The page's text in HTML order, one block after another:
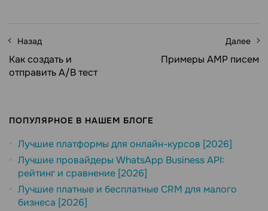
Назад
Как создать и
отправить A/B тест
Далее
Примеры AMP писем
ПОПУЛЯРНОЕ В НАШЕМ БЛОГЕ
Лучшие платформы для онлайн-курсов [2026]
Лучшие провайдеры WhatsApp Business API:
рейтинг и сравнение [2026]
Лучшие платные и бесплатные CRM для малого
бизнеса [2026]